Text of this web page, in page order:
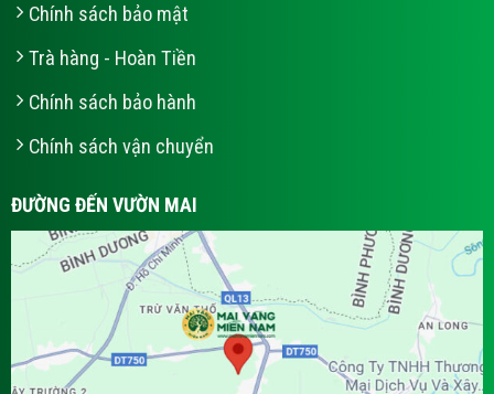
Chính sách bảo mật
Trà hàng - Hoàn Tiền
Chính sách bảo hành
Chính sách vận chuyển
ĐƯỜNG ĐẾN VƯỜN MAI